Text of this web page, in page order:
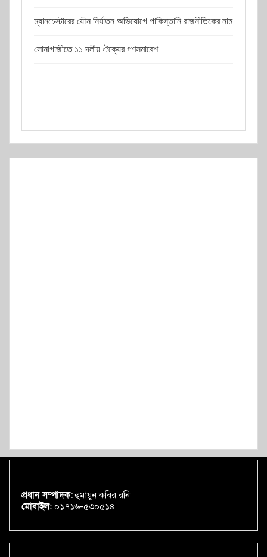
ম্যানচেস্টারের যৌন নির্যাতন অভিযোগে পাকিস্তানি রাজনীতিকের নাম
সোনাগাজীতে ১১ দলীয় ঐক্যের গণসমাবেশ
প্রধান সম্পাদক:হুমায়ুন কবির রনি
মোবাইল: ০১৭১৬-৫৩০৫১৪